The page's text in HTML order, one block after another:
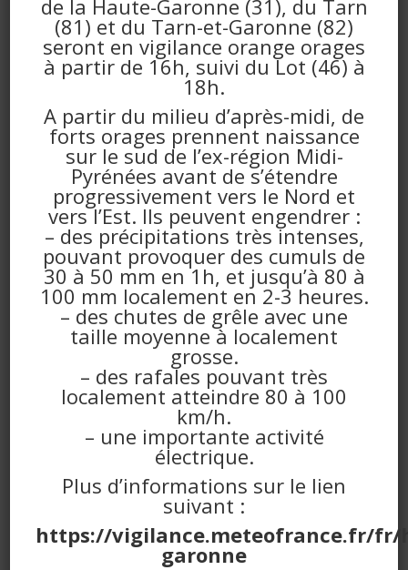
demandé,
– le port du masque et le lavage des mains au
gel hydro alcoolique est obligatoire.
En cas d’absence de votre part, nous vous
remercions de bien vouloir nous prévenir
suffisamment tôt afin de permettre l’accueil les
personnes placées surla liste d’attente.
Cette intervention dure environ 20 minutes. La
présence d’au moins un parent/accompagnant
adulte est obligatoire.
Pour voir le règlement intérieur, cliquerICI.
Ajouter au calendrier
DÉTAILS
vendredi 10 décembre 2021
de la Haute-Garonne (31), du Tarn
(81) et du Tarn-et-Garonne (82)
seront en vigilance orange orages
à partir de 16h, suivi du Lot (46) à
18h.
A partir du milieu d’après-midi, de
forts orages prennent naissance
sur le sud de l’ex-région Midi-
Pyrénées avant de s’étendre
progressivement vers le Nord et
vers l’Est. Ils peuvent engendrer :
– des précipitations très intenses,
pouvant provoquer des cumuls de
30 à 50 mm en 1h, et jusqu’à 80 à
100 mm localement en 2-3 heures.
– des chutes de grêle avec une
taille moyenne à localement
grosse.
– des rafales pouvant très
localement atteindre 80 à 100
km/h.
– une importante activité
électrique.
Plus d’informations sur le lien
suivant :
https://vigilance.meteofrance.fr/fr/
garonne